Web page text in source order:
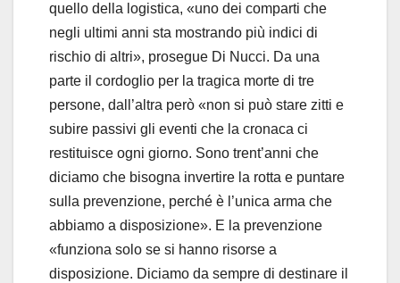
quello della logistica, «uno dei comparti che
negli ultimi anni sta mostrando più indici di
rischio di altri», prosegue Di Nucci. Da una
parte il cordoglio per la tragica morte di tre
persone, dall’altra però «non si può stare zitti e
subire passivi gli eventi che la cronaca ci
restituisce ogni giorno. Sono trent’anni che
diciamo che bisogna invertire la rotta e puntare
sulla prevenzione, perché è l’unica arma che
abbiamo a disposizione». E la prevenzione
«funziona solo se si hanno risorse a
disposizione. Diciamo da sempre di destinare il